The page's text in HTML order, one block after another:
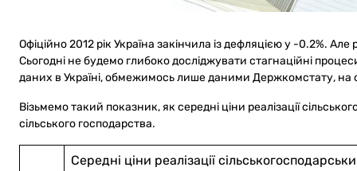
Офіційно 2012 рік Україна закінчила із дефляцією у -0.2%. Але
Сьогодні не будемо глибоко досліджувати стагнаційні
даних в Україні, обмежимось лише даними Держкомстату, на
Візьмемо такий показник, як середні ціни реалізації
сільського господарства.
Середні ціни реалізації